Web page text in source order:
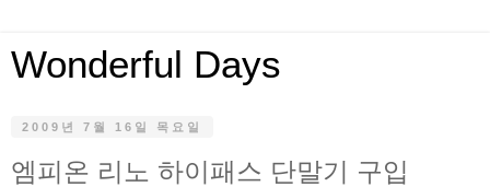
Wonderful Days
2009년 7월 16일 목요일
엠피온 리노 하이패스 단말기 구입